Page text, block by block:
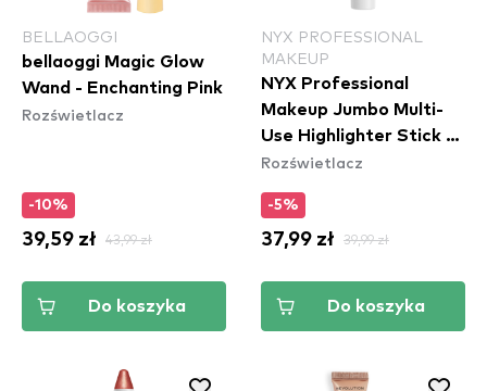
BELLAOGGI
bellaoggi Magic Glow
Wand - Enchanting Pink
Rozświetlacz
-10%
39,59 zł 43,99 zł
Do koszyka
NYX PROFESSIONAL
MAKEUP
NYX Professional
Makeup Jumbo Multi-
Use Highlighter Stick -
Apple Pie (JHS05)
Rozświetlacz
-5%
37,99 zł 39,99 zł
Do koszyka